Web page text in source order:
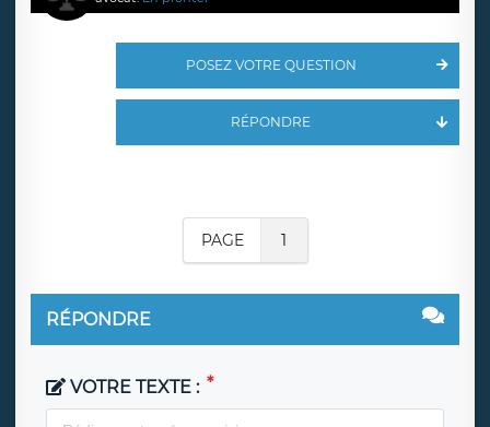
POSEZ VOTRE QUESTION
RÉPONDRE
PAGE 1
RÉPONDRE
VOTRE TEXTE :